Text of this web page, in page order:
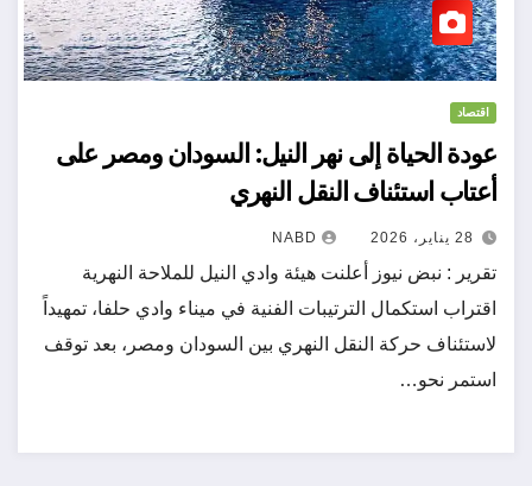
اقتصاد
عودة الحياة إلى نهر النيل: السودان ومصر على
أعتاب استئناف النقل النهري
28 يناير، 2026 NABD
تقرير : نبض نيوز أعلنت هيئة وادي النيل للملاحة النهرية
اقتراب استكمال الترتيبات الفنية في ميناء وادي حلفا، تمهيداً
لاستئناف حركة النقل النهري بين السودان ومصر، بعد توقف
استمر نحو…